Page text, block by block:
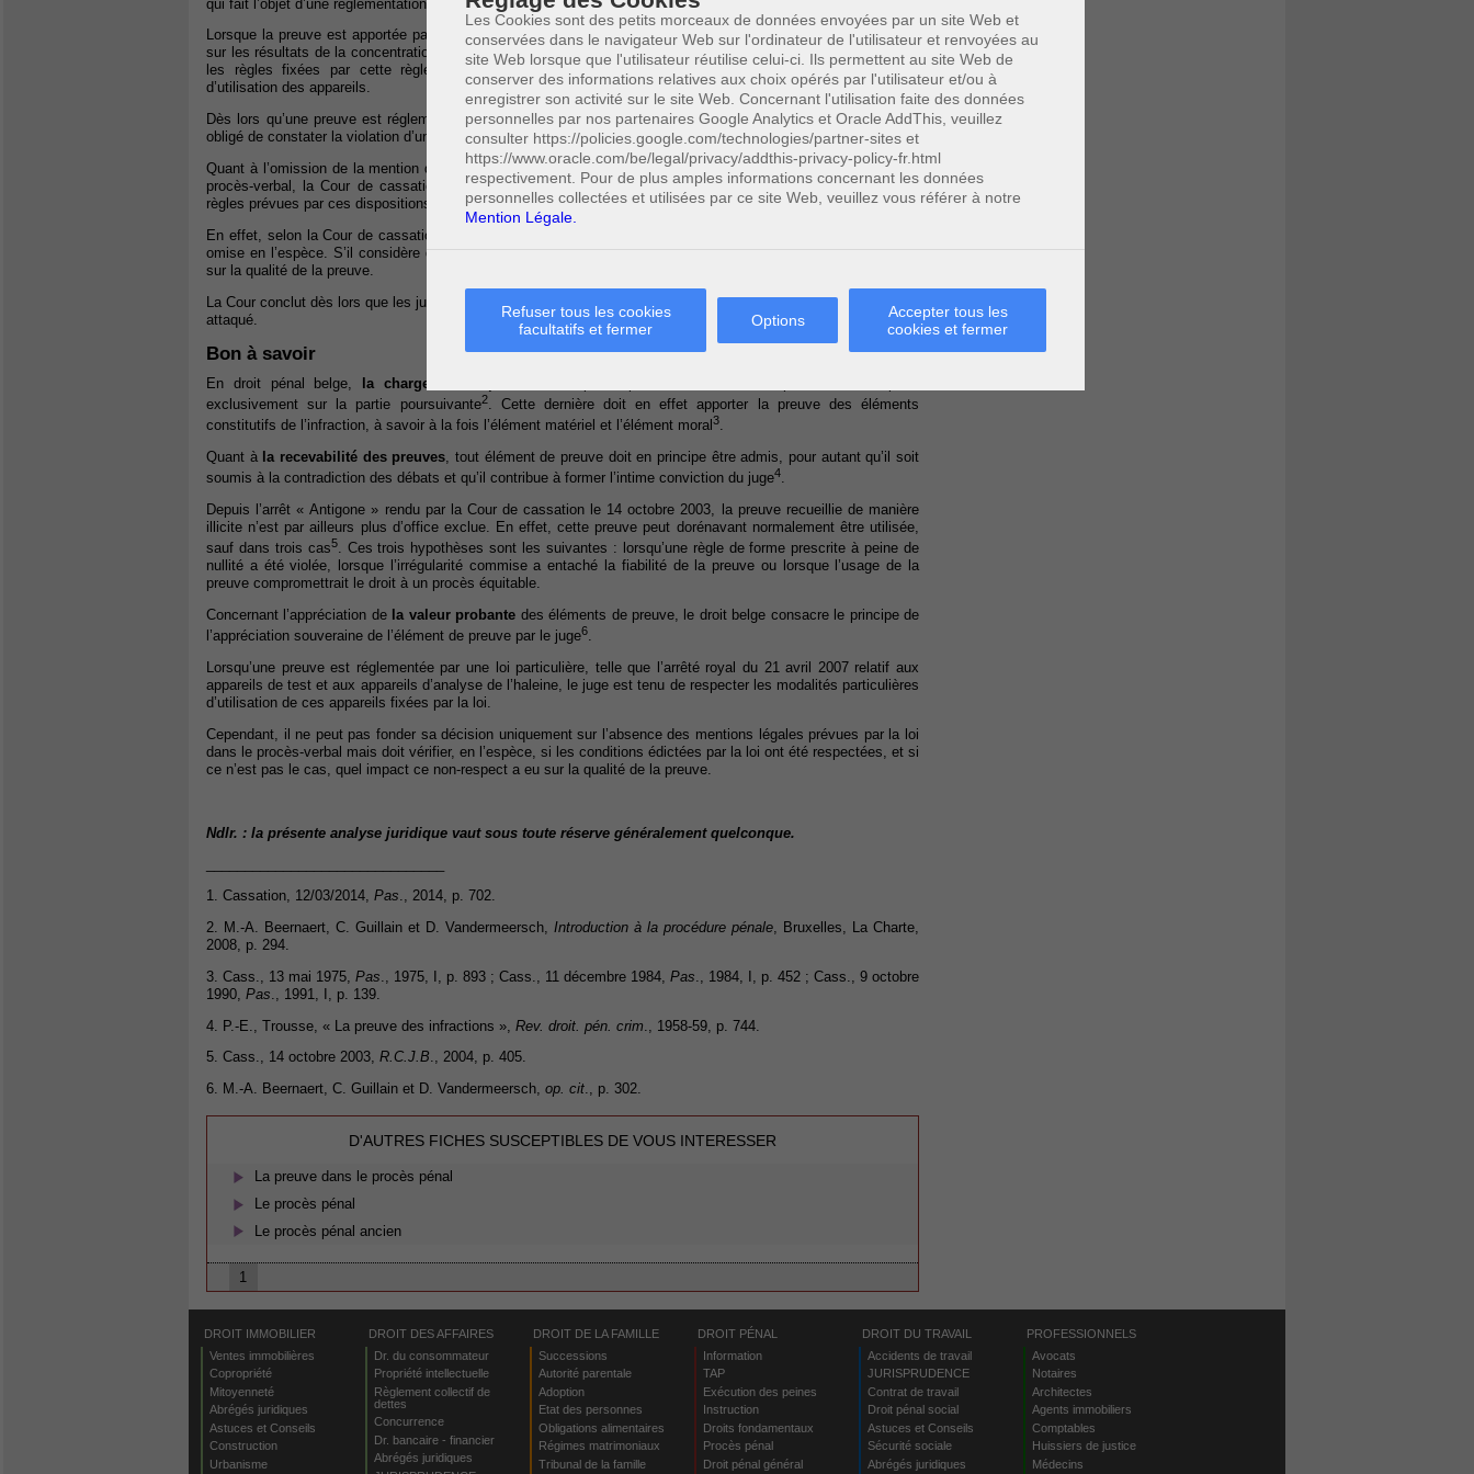
Les Cookies sont des petits morceaux de données envoyées par un site Web et
conservées dans le navigateur Web sur l'ordinateur de l'utilisateur et renvoyées au
site Web lorsque que l'utilisateur réutilise celui-ci. Ils permettent au site Web de
conserver des informations relatives aux choix opérés par l'utilisateur et/ou à
enregistrer son activité sur le site Web. Concernant l'utilisation faite des données
personnelles par nos partenaires Google Analytics et Oracle AddThis, veuillez
consulter https://policies.google.com/technologies/partner-sites et
https://www.oracle.com/be/legal/privacy/addthis-privacy-policy-fr.html
respectivement. Pour de plus amples informations concernant les données
personnelles collectées et utilisées par ce site Web, veuillez vous référer à notre
Mention Légale.
Refuser tous les cookies
facultatifs et fermer
Options
Accepter tous les
cookies et fermer
qui fait l’objet d’une règlementation particulière concernant son mode de preuve.
Lorsque la preuve est apportée par un test d’haleine ou une analyse sanguine et que le juge base sa décision
sur les résultats de la concentration d’alcool par litre d’air alvéolaire expiré ou par litre de sang, il doit respecter
les règles fixées par cette règlementation particulière. La loi fixe, en effet, des modalités particulières
d’utilisation des appareils.
Dès lors qu’une preuve est réglementée par une loi spéciale, si le juge veut lui ôter sa valeur probante, il est
obligé de constater la violation d’une disposition garantissant la qualité de cette preuve.
Quant à l’omission de la mention du respect de toutes les dispositions légales de l’arrêté royal précité dans le
procès-verbal, la Cour de cassation considère que ce seul fait ne suffit pas pour présumer la violation des
règles prévues par ces dispositions légales.
En effet, selon la Cour de cassation, il revient au juge du fond d’apprécier si une formalité a effectivement été
omise en l’espèce. S’il considère que c’est le cas, il lui revient alors d’apprécier l’incidence de cette omission
sur la qualité de la preuve.
La Cour conclut dès lors que les juges d’appel n’ont pas légalement justifié leur décision. Elle casse le jugement
attaqué.
Bon à savoir
En droit pénal belge, la charge de la preuve
exclusivement sur la partie poursuivante2. Cette dernière doit en effet apporter la preuve des éléments
constitutifs de l’infraction, à savoir à la fois l’élément matériel et l’élément moral 3.
Quant à la recevabilité des preuves, tout élément de preuve doit en principe être admis, pour autant qu’il soit
soumis à la contradiction des débats et qu’il contribue à former l’intime conviction du juge4.
Depuis l’arrêt « Antigone » rendu par la Cour de cassation le 14 octobre 2003, la preuve recueillie de manière
illicite n’est par ailleurs plus d’office exclue. En effet, cette preuve peut dorénavant normalement être utilisée,
sauf dans trois cas5. Ces trois hypothèses sont les suivantes : lorsqu’une règle de forme prescrite à peine de
nullité a été violée, lorsque l’irrégularité commise a entaché la fiabilité de la preuve ou lorsque l’usage de la
preuve compromettrait le droit à un procès équitable.
Concernant l’appréciation de la valeur probante des éléments de preuve, le droit belge consacre le principe de
l’appréciation souveraine de l’élément de preuve par le juge6.
Lorsqu’une preuve est réglementée par une loi particulière, telle que l’arrêté royal du 21 avril 2007 relatif aux
appareils de test et aux appareils d’analyse de l’haleine, le juge est tenu de respecter les modalités particulières
d’utilisation de ces appareils fixées par la loi.
Cependant, il ne peut pas fonder sa décision uniquement sur l’absence des mentions légales prévues par la loi
dans le procès-verbal mais doit vérifier, en l’espèce, si les conditions édictées par la loi ont été respectées, et si
ce n’est pas le cas, quel impact ce non-respect a eu sur la qualité de la preuve.
Ndlr. : la présente analyse juridique vaut sous toute réserve généralement quelconque.
1. Cassation, 12/03/2014, Pas., 2014, p. 702.
2. M.-A. Beernaert, C. Guillain et D. Vandermeersch, Introduction à la procédure pénale, Bruxelles, La Charte,
2008, p. 294.
3. Cass., 13 mai 1975, Pas ., 1975, I, p. 893 ; Cass., 11 décembre 1984, Pas ., 1984, I, p. 452 ; Cass., 9 octobre
1990, Pas ., 1991, I, p. 139.
4. P.-E., Trousse, « La preuve des infractions », Rev. droit. pén. crim ., 1958-59, p. 744.
5. Cass., 14 octobre 2003, R.C.J.B., 2004, p. 405.
6. M.-A. Beernaert, C. Guillain et D. Vandermeersch, op. cit., p. 302.
D'AUTRES FICHES SUSCEPTIBLES DE VOUS INTERESSER
La preuve dans le procès pénal
Le procès pénal
Le procès pénal ancien
1
DROIT IMMOBILIER
Ventes immobilières
Copropriété
Mitoyenneté
Abrégés juridiques
Astuces et Conseils
Construction
Urbanisme
DROIT DES AFFAIRES
Dr. du consommateur
Propriété intellectuelle
Règlement collectif de
dettes
Concurrence
Dr. bancaire - financier
Abrégés juridiques
DROIT DE LA FAMILLE
Successions
Autorité parentale
Adoption
Etat des personnes
Obligations alimentaires
Régimes matrimoniaux
Tribunal de la famille
DROIT PÉNAL
Information
TAP
Exécution des peines
Instruction
Droits fondamentaux
Procès pénal
Droit pénal général
DROIT DU TRAVAIL
Accidents de travail
JURISPRUDENCE
Contrat de travail
Droit pénal social
Astuces et Conseils
Sécurité sociale
Abrégés juridiques
PROFESSIONNELS
Avocats
Notaires
Architectes
Agents immobiliers
Comptables
Huissiers de justice
Médecins